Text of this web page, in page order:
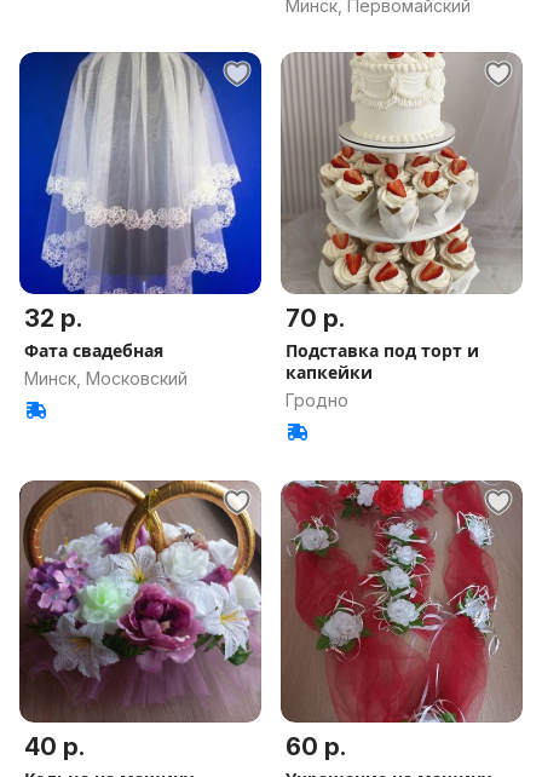
Минск, Первомайский
32 р.
Фата свадебная
Минск, Московский
70 р.
Подставка под торт и
капкейки
Гродно
40 р. 60 р.